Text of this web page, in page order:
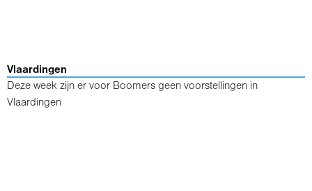
Vlaardingen
Deze week zijn er voor Boomers geen voorstellingen in
Vlaardingen